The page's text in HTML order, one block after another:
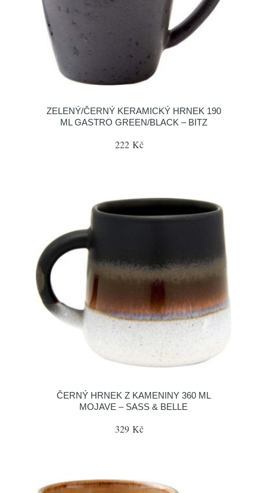
ZELENÝ/ČERNÝ KERAMICKÝ HRNEK 190
ML GASTRO GREEN/BLACK – BITZ
222 Kč
ČERNÝ HRNEK Z KAMENINY 360 ML
MOJAVE – SASS & BELLE
329 Kč